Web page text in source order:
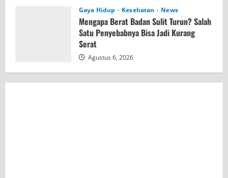
Gaya Hidup Kesehatan News
Mengapa Berat Badan Sulit Turun? Salah
Satu Penyebabnya Bisa Jadi Kurang
Serat
Agustus 6, 2026